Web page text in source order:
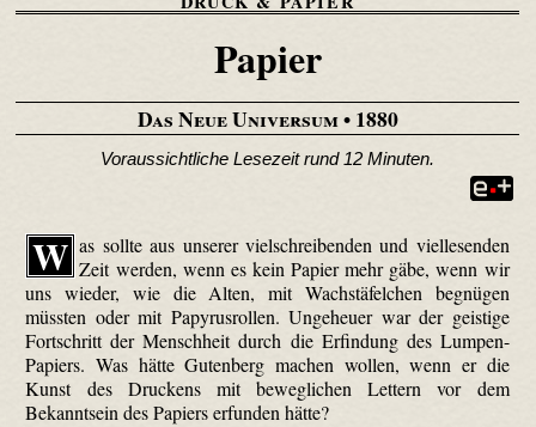
Papier
Das Neue Universum• 1880
Voraussichtliche Lesezeit rund 12 Minuten.
W as sollte aus unserer viel­schreibenden und viel­lesenden
Zeit werden, wenn es kein Papier mehr gäbe, wenn wir
uns wieder, wie die Alten, mit Wachstäfelchen begnügen
müssten oder mit Papyrusrollen. Ungeheuer war der geistige
Fortschritt der Menschheit durch die Erfindung des Lumpen-
Papiers. Was hätte Gutenberg machen wollen, wenn er die
Kunst des Druckens mit beweglichen Lettern vor dem
Bekanntsein des Papiers erfunden hätte?